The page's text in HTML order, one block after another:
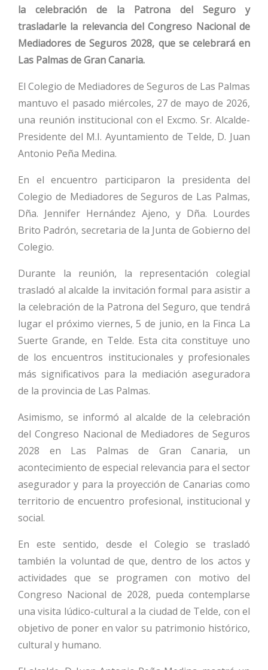
la celebración de la Patrona del Seguro y
trasladarle la relevancia del Congreso Nacional de
Mediadores de Seguros 2028, que se celebrará en
Las Palmas de Gran Canaria.
El Colegio de Mediadores de Seguros de Las Palmas
mantuvo el pasado miércoles, 27 de mayo de 2026,
una reunión institucional con el Excmo. Sr. Alcalde-
Presidente del M.I. Ayuntamiento de Telde, D. Juan
Antonio Peña Medina.
En el encuentro participaron la presidenta del
Colegio de Mediadores de Seguros de Las Palmas,
Dña. Jennifer Hernández Ajeno, y Dña. Lourdes
Brito Padrón, secretaria de la Junta de Gobierno del
Colegio.
Durante la reunión, la representación colegial
trasladó al alcalde la invitación formal para asistir a
la celebración de la Patrona del Seguro, que tendrá
lugar el próximo viernes, 5 de junio, en la Finca La
Suerte Grande, en Telde. Esta cita constituye uno
de los encuentros institucionales y profesionales
más significativos para la mediación aseguradora
de la provincia de Las Palmas.
Asimismo, se informó al alcalde de la celebración
del Congreso Nacional de Mediadores de Seguros
2028 en Las Palmas de Gran Canaria, un
acontecimiento de especial relevancia para el sector
asegurador y para la proyección de Canarias como
territorio de encuentro profesional, institucional y
social.
En este sentido, desde el Colegio se trasladó
también la voluntad de que, dentro de los actos y
actividades que se programen con motivo del
Congreso Nacional de 2028, pueda contemplarse
una visita lúdico-cultural a la ciudad de Telde, con el
objetivo de poner en valor su patrimonio histórico,
cultural y humano.